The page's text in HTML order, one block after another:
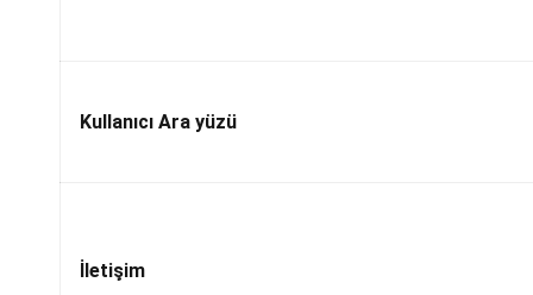
Kullanıcı Ara yüzü
İletişim